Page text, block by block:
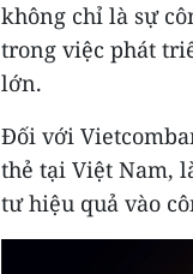
không chỉ là sự
trong việc phát
lớn.
Đối với
thẻ tại Việt Nam,
tư hiệu quả vào